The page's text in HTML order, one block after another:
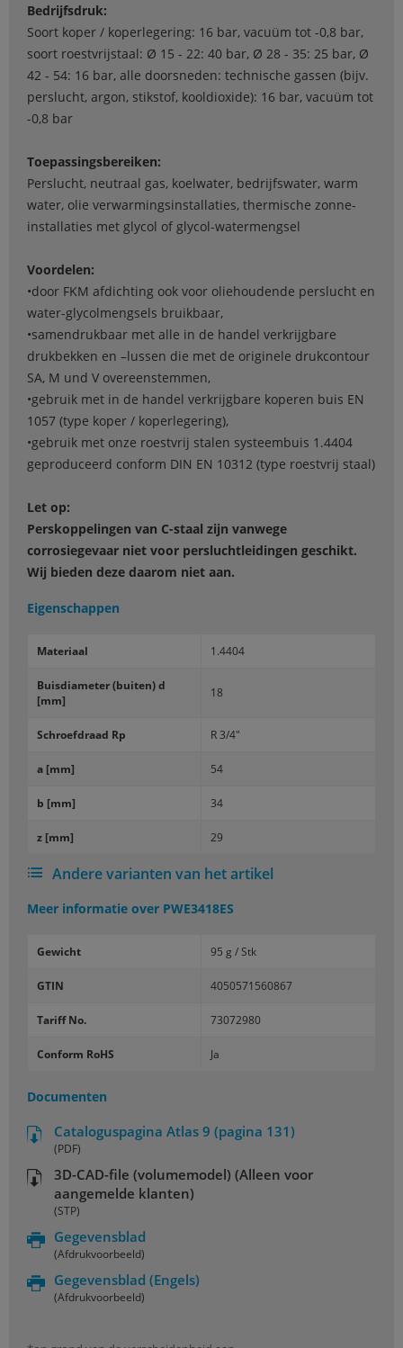
Bedrijfsdruk:
Soort koper / koperlegering: 16 bar, vacuüm tot -0,8 bar,
soort roestvrijstaal: Ø 15 - 22: 40 bar, Ø 28 - 35: 25 bar, Ø
42 - 54: 16 bar, alle doorsneden: technische gassen (bijv.
perslucht, argon, stikstof, kooldioxide): 16 bar, vacuüm tot
-0,8 bar
Toepassingsbereiken:
Perslucht, neutraal gas, koelwater, bedrijfswater, warm
water, olie verwarmingsinstallaties, thermische zonne-
installaties met glycol of glycol-watermengsel
Voordelen:
•door FKM afdichting ook voor oliehoudende perslucht en
water-glycolmengsels bruikbaar,
•samendrukbaar met alle in de handel verkrijgbare
drukbekken en –lussen die met de originele drukcontour
SA, M und V overeenstemmen,
•gebruik met in de handel verkrijgbare koperen buis EN
1057 (type koper / koperlegering),
•gebruik met onze roestvrij stalen systeembuis 1.4404
geproduceerd conform DIN EN 10312 (type roestvrij staal)
Let op:
Perskoppelingen van C-staal zijn vanwege
corrosiegevaar niet voor persluchtleidingen geschikt.
Wij bieden deze daarom niet aan.
Eigenschappen
Ma­te­ri­aal 1.4404
Buis­di­a­me­ter (bui­ten) d
[mm]
18
Schroef­draad Rp R 3/4"
a [mm] 54
b [mm] 34
z [mm] 29
Andere varianten van het artikel
Meer informatie over PWE3418ES
Gewicht 95 g / Stk
GTIN 4050571560867
Tariff No. 73072980
Conform RoHS Ja
Documenten
Cataloguspagina Atlas 9 (pagina 131)
(PDF)
3D-CAD-file (volumemodel) (Alleen voor
aangemelde klanten)
(STP)
Gegevensblad
(Afdrukvoorbeeld)
Gegevensblad (Engels)
(Afdrukvoorbeeld)